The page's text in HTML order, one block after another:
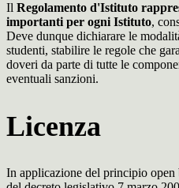
Il Regolamento d'Istituto
importanti per ogni Istituto,
Deve dunque dichiarare le
studenti, stabilire le regole che
doveri da parte di tutte le
eventuali sanzioni.
Licenza
In applicazione del principio open